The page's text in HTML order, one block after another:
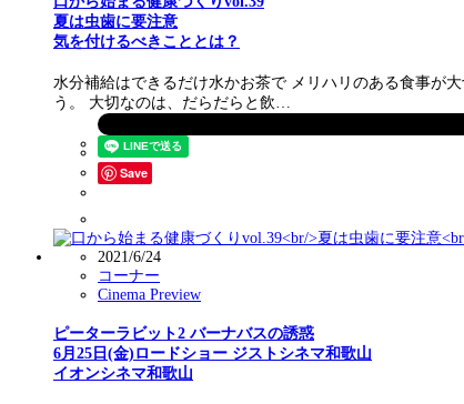
夏は虫歯に要注意
気を付けるべきこととは？
水分補給はできるだけ水かお茶で メリハリのある食事が
う。 大切なのは、だらだらと飲…
Save
2021/6/24
コーナー
Cinema Preview
ピーターラビット2 バーナバスの誘惑
6月25日(金)ロードショー ジストシネマ和歌山
イオンシネマ和歌山